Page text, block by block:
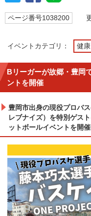
ページ番号1038200 更
イベントカテゴリ： 健
Bリーガーが故郷・豊岡
ントを開催
豊岡市出身の現役プロバ
レブナイズ）を特別ゲス
ットボールイベントを開催